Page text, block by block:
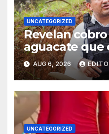
UNCATEGORIZED
Revelan
aguacate que
a célula
Carlos Manzo
AUG 6, 2026
UNCATEGORIZED